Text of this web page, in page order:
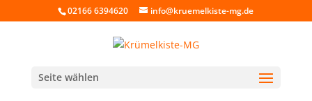
02166 6394620 info@kruemelkiste-mg.de
Seite wählen